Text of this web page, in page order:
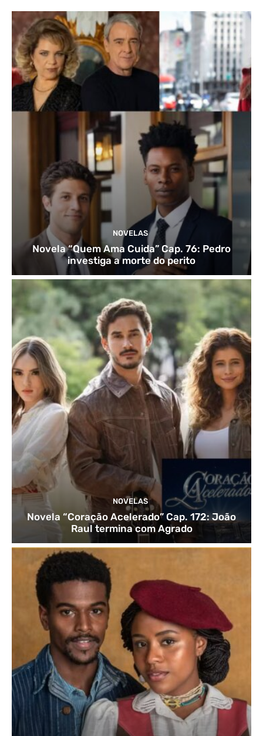
NOVELAS
Novela “Quem Ama Cuida” Cap. 76: Pedro
investiga a morte do perito
NOVELAS
Novela “Coração Acelerado” Cap. 172: João
Raul termina com Agrado